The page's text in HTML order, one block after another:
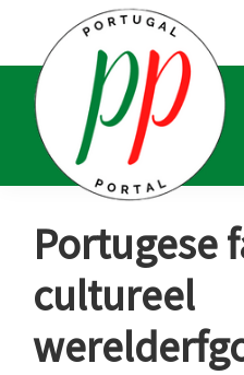
hoofd
inhoud
eerste
sidebar
voettekst
Portal
Portugalliefhebbers
en
fanaten
Portugese
cultureel